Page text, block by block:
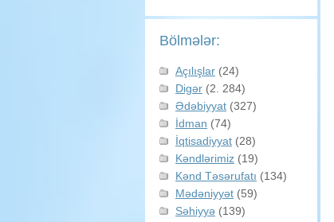
Bölmələr:
Açılışlar (24)
Digər (2. 284)
Ədəbiyyat (327)
İdman (74)
İqtisadiyyat (28)
Kəndlərimiz (19)
Kənd Təsərufatı (134)
Mədəniyyət (59)
Səhiyyə (139)